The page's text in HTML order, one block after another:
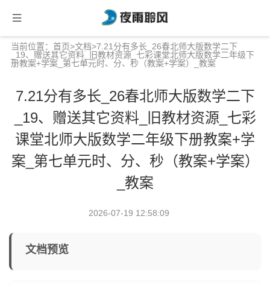
当前位置： 首页>文档>7.21分有多长_26春北师大版数学二下
_19、赠送其它资料_旧教材资源_七彩课堂北师大版数学二年级下
册教案+学案_第七单元时、分、秒（教案+学案）_教案
7.21分有多长_26春北师大版数学二下
_19、赠送其它资料_旧教材资源_七彩
课堂北师大版数学二年级下册教案+学
案_第七单元时、分、秒（教案+学案）
_教案
2026-07-19 12:58:09
文档预览